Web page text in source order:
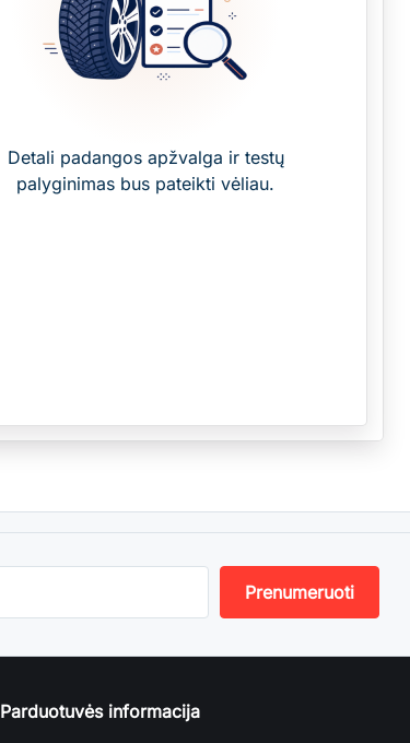
Detali padangos apžvalga ir testų
palyginimas bus pateikti vėliau.
Parduotuvės informacija